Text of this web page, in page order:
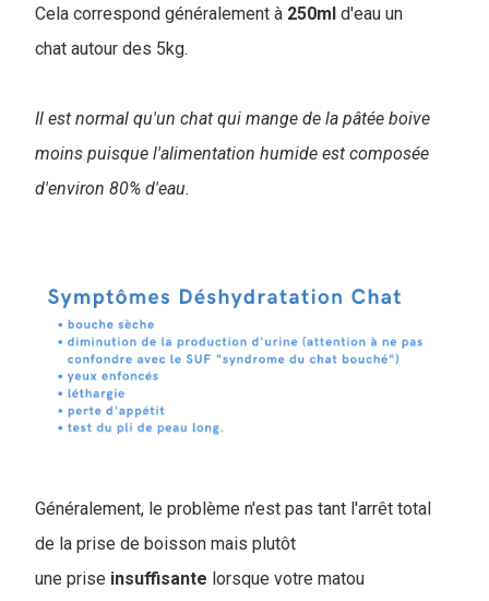
Cela correspond généralement à 250ml d'eau un
chat autour des 5kg.
Il est normal qu'un chat qui mange de la pâtée boive
moins puisque l'alimentation humide est composée
d'environ 80% d'eau.
Généralement, le problème n'est pas tant l'arrêt total
de la prise de boisson mais plutôt
une prise insuffisante lorsque votre matou